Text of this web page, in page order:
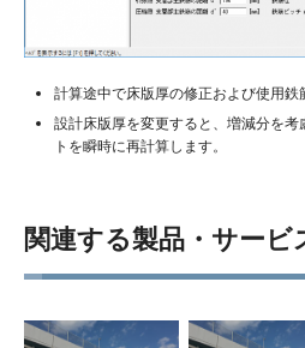
計算途中で床版厚の修正および使用鉄
設計床版厚を変更すると、増減分を
トを瞬時に再計算します。
関連する製品・サービ